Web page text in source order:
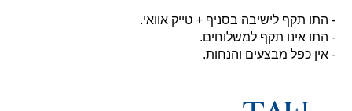
- התו תקף לישיבה בסניף + טייק אוואי.
- התו אינו תקף למשלוחים.
- אין כפל מבצעים והנחות.